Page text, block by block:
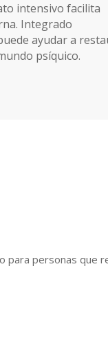
intensivo facilita
Integrado
ayudar a
psíquico.
para personas que